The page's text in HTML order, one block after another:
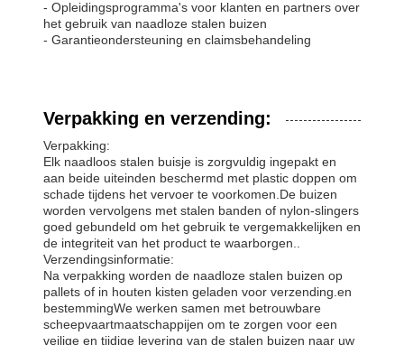
- Opleidingsprogramma's voor klanten en partners over
het gebruik van naadloze stalen buizen
- Garantieondersteuning en claimsbehandeling
Verpakking en verzending:
Verpakking:
Elk naadloos stalen buisje is zorgvuldig ingepakt en
aan beide uiteinden beschermd met plastic doppen om
schade tijdens het vervoer te voorkomen.De buizen
worden vervolgens met stalen banden of nylon-slingers
goed gebundeld om het gebruik te vergemakkelijken en
de integriteit van het product te waarborgen..
Verzendingsinformatie:
Na verpakking worden de naadloze stalen buizen op
pallets of in houten kisten geladen voor verzending.en
bestemmingWe werken samen met betrouwbare
scheepvaartmaatschappijen om te zorgen voor een
veilige en tijdige levering van de stalen buizen naar uw